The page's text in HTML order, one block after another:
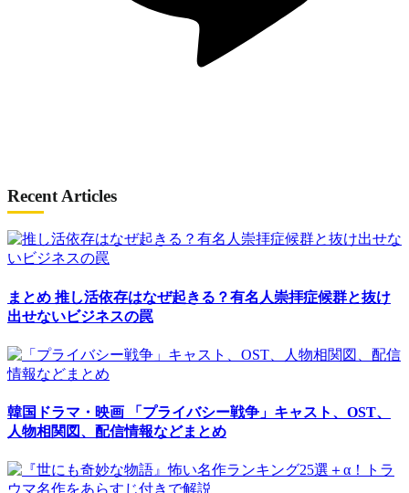
Recent Articles
まとめ 推し活依存はなぜ起きる？有名人崇拝症候群と抜け
出せないビジネスの罠
韓国ドラマ・映画 「プライバシー戦争」キャスト、OST、
人物相関図、配信情報などまとめ